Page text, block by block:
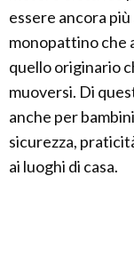
essere ancora
monopattino che
quello originario
muoversi. Di
anche per
sicurezza,
ai luoghi di casa.